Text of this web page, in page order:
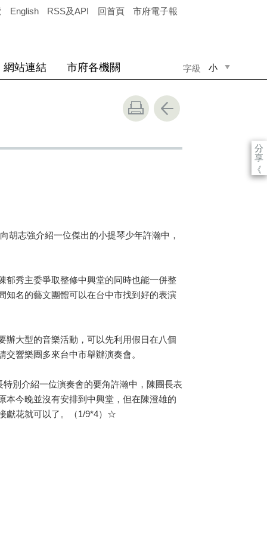
English RSS及API 回首頁 市府電子報
字級 小
網站連結 市府各機關
分
享
《
志強介紹一位傑出的小提琴少年許瀚中，
郁秀主委爭取整修中興堂的同時也能一併整
知名的藝文團體可以在台中市找到好的表演
辦大型的音樂活動，可以先利用假日在八個
響樂團多來台中市舉辦演奏會。
別介紹一位演奏會的要角許瀚中，陳團長表
本今晚並沒有安排到中興堂，但在陳澄雄的
獻花就可以了。（1/9*4）☆